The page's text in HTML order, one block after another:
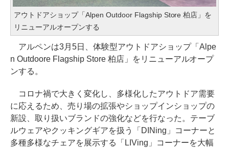
アウトドアショップ「Alpen Outdoor Flagship Store 柏店」を
リニューアルオープンする
アルペンは3月5日、体験型アウトドアショップ「Alpe
n Outdoore Flagship Store 柏店」をリニューアルオープ
ンする。
コロナ禍で大きく変化し、多様化したアウトドア需要
に応えるため、売り場の拡張やショップインショップの
新設、取り扱いブランドの強化などを行なった。テーブ
ルウェアやクッキングギアを扱う「DINing」コーナーと
多種多様なチェアを展示する「LIVing」コーナーを大幅